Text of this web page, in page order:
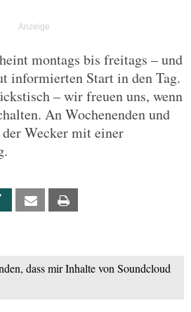
montags bis freitags – und
informierten Start in den Tag.
– wir freuen uns, wenn
An Wochenenden und
Wecker mit einer
Xing Email
dass mir Inhalte von Soundcloud